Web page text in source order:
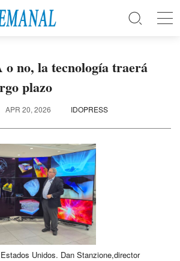
no, la tecnología traerá
plazo
APR 20, 2026 IDOPRESS
Unidos. Dan Stanzione,director